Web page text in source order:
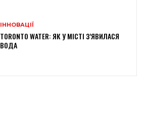
ІННОВАЦІЇ
TORONTO WATER: ЯК У МІСТІ З’ЯВИЛАСЯ
ВОДА